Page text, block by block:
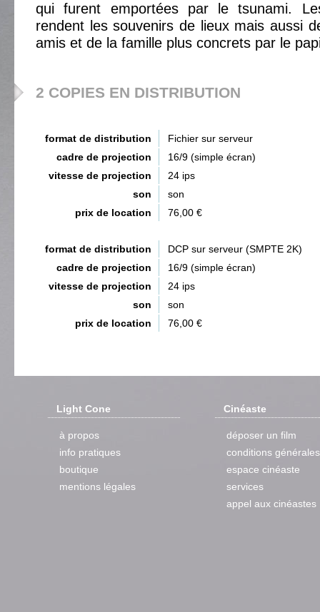
qui furent emportées par le tsunami.
rendent les souvenirs de lieux mais aussi
amis et de la famille plus concrets par le
2 COPIES EN DISTRIBUTION
format de distribution
Fichier sur serveur
cadre de projection
16/9 (simple écran)
vitesse de projection
24 ips
son
son
prix de location
76,00 €
format de distribution
DCP sur serveur (SMPTE 2K)
cadre de projection
16/9 (simple écran)
vitesse de projection
24 ips
son
son
prix de location
76,00 €
Light Cone
à propos
info pratiques
boutique
mentions légales
Cinéaste
déposer un film
conditions générales
espace cinéaste
services
appel aux cinéastes